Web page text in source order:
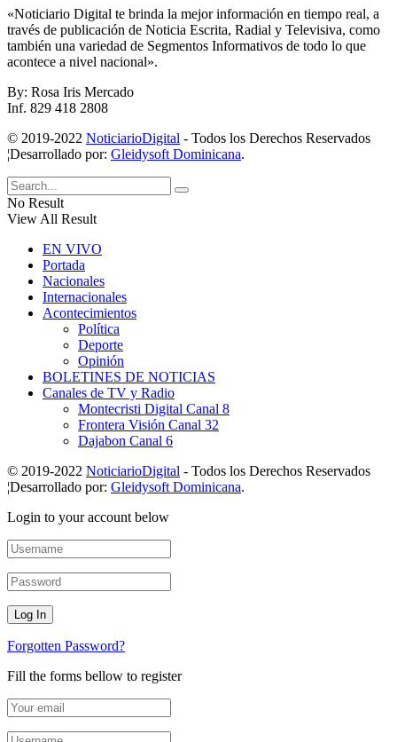
«Noticiario Digital te brinda la mejor información en tiempo real, a
través de publicación de Noticia Escrita, Radial y Televisiva, como
también una variedad de Segmentos Informativos de todo lo que
acontece a nivel nacional».
By: Rosa Iris Mercado
Inf. 829 418 2808
© 2019-2022 NoticiarioDigital - Todos los Derechos Reservados
¦Desarrollado por: Gleidysoft Dominicana.
No Result
View All Result
EN VIVO
Portada
Nacionales
Internacionales
Acontecimientos
Política
Deporte
Opinión
BOLETINES DE NOTICIAS
Canales de TV y Radio
Montecristi Digital Canal 8
Frontera Visión Canal 32
Dajabon Canal 6
© 2019-2022 NoticiarioDigital - Todos los Derechos Reservados
¦Desarrollado por: Gleidysoft Dominicana.
Login to your account below
Forgotten Password?
Fill the forms bellow to register